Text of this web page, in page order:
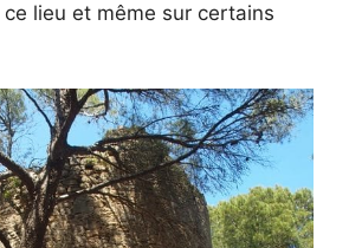
ce lieu et même sur certains